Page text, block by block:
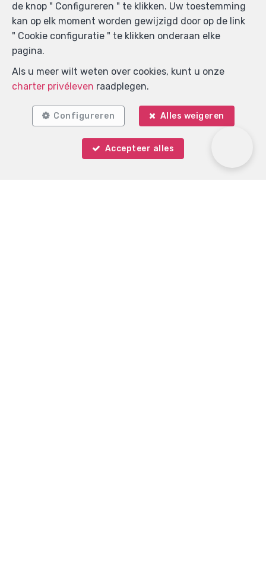
de knop " Configureren " te klikken. Uw toestemming
kan op elk moment worden gewijzigd door op de link
" Cookie configuratie " te klikken onderaan elke
pagina.
Als u meer wilt weten over cookies, kunt u onze
charter privéleven raadplegen.
Configureren Alles weigeren
Accepteer alles